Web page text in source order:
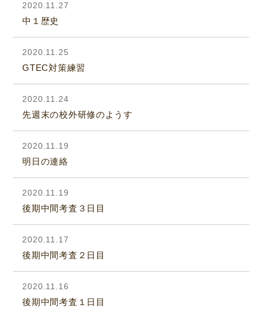
2020.11.27
中１歴史
2020.11.25
GTEC対策練習
2020.11.24
先週末の校外研修のようす
2020.11.19
明日の連絡
2020.11.19
後期中間考査３日目
2020.11.17
後期中間考査２日目
2020.11.16
後期中間考査１日目